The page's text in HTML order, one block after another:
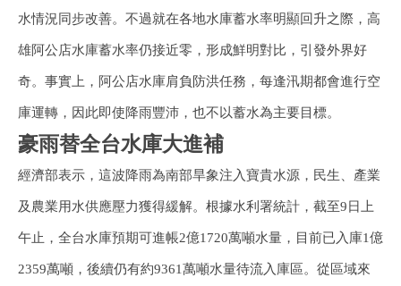
水情況同步改善。不過就在各地水庫蓄水率明顯回升之際，高
雄阿公店水庫蓄水率仍接近零，形成鮮明對比，引發外界好
奇。事實上，阿公店水庫肩負防洪任務，每逢汛期都會進行空
庫運轉，因此即使降雨豐沛，也不以蓄水為主要目標。
豪雨替全台水庫大進補
經濟部表示，這波降雨為南部旱象注入寶貴水源，民生、產業
及農業用水供應壓力獲得緩解。根據水利署統計，截至9日上
午止，全台水庫預期可進帳2億1720萬噸水量，目前已入庫1億
2359萬噸，後續仍有約9361萬噸水量待流入庫區。從區域來